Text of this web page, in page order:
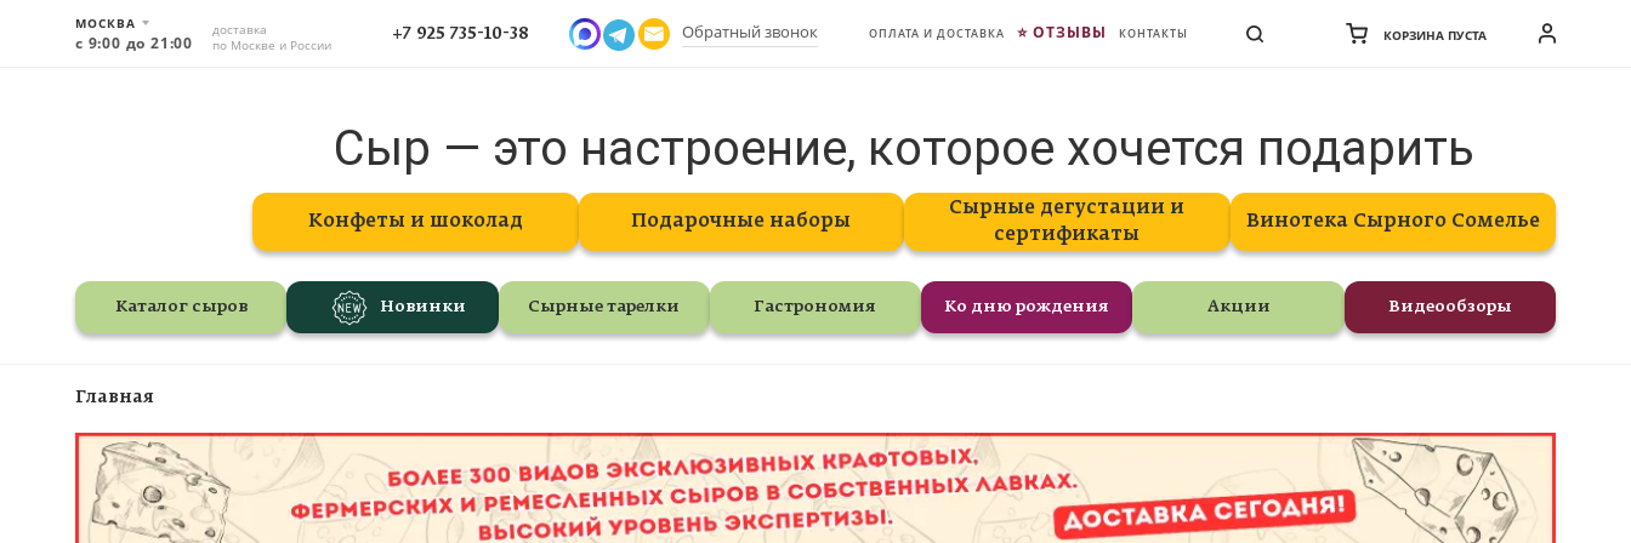
МОСКВА
с 9:00 до 21:00
доставка
по Москве и России
+7 925 735-10-38 Обратный звонок ОПЛАТА И ДОСТАВКА ОТЗЫВЫ КОНТАКТЫ КОРЗИНА ПУСТА
Сыр — это настроение, которое хочется подарить
Конфеты и шоколад Подарочные наборы
Сырные дегустации и
сертификаты
Винотека Сырного Сомелье
Каталог сыров Новинки Сырные тарелки Гастрономия Ко дню рождения Акции Видеообзоры
Главная